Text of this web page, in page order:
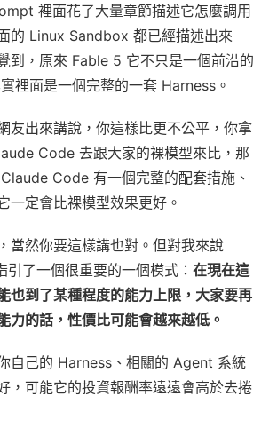
裡面花了大量章節描述它怎麼調用
的 Linux Sandbox 都已經描述出來
到，原來 Fable 5 它不只是一個前沿的
裡面是一個完整的一套 Harness。
友出來講說，你這樣比更不公平，你拿
Code 去跟大家的裸模型來比，那
Code 有一個完整的配套措施、
一定會比裸模型效果更好。
當然你要這樣講也對。但對我來說
了一個很重要的一個模式： 在現在這
也到了某種程度的能力上限，大家要再
力的話，性價比可能會越來越低。
自己的 Harness、相關的 Agent 系統
，可能它的投資報酬率遠遠會高於去捲